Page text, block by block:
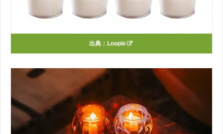
出典： Loople